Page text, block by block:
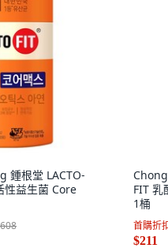
鍾根堂 LACTO-
性益生菌 Core
FIT
1桶
首購折
$211